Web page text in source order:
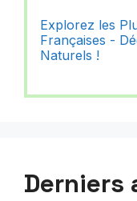
Explorez les
Françaises -
Naturels !
Derniers